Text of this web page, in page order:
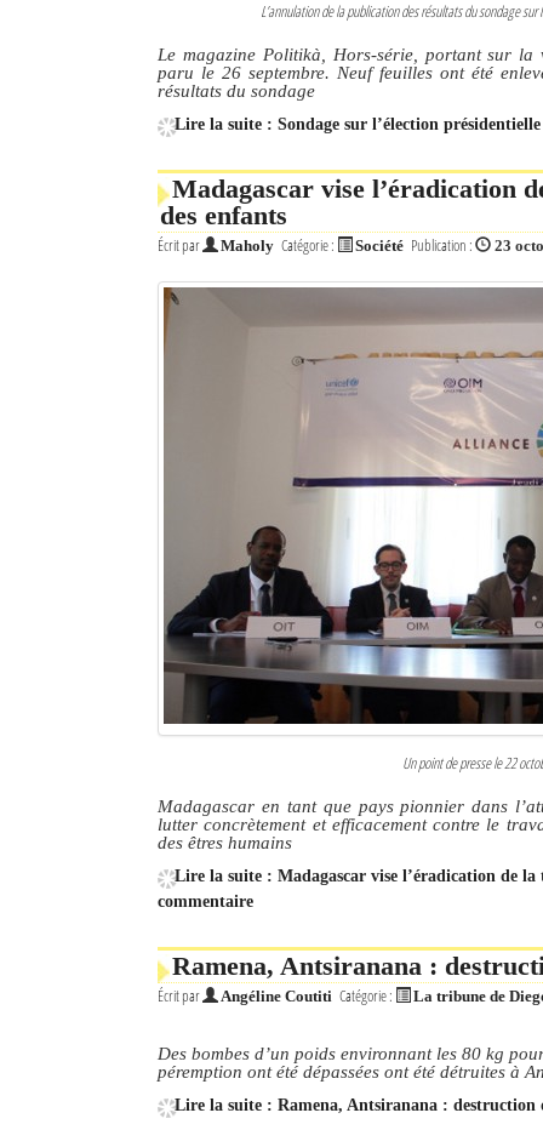
L’annulation de la publication des résultats du sondage
Le magazine Politikà, Hors-série, portant sur
paru le 26 septembre. Neuf feuilles ont été
résultats du sondage
Lire la suite : Sondage sur l’élection
Madagascar vise l’éradication
des enfants
Écrit par Maholy Catégorie : Société Publication : 23
Un point de presse le 22
Madagascar en tant que pays pionnier dans
lutter concrètement et efficacement contre le
des êtres humains
Lire la suite : Madagascar vise l’éradication de
commentaire
Ramena, Antsiranana :
Écrit par Angéline Coutiti Catégorie : La tribune de
Des bombes d’un poids environnant les 80 kg
péremption ont été dépassées ont été détruites à
Lire la suite : Ramena, Antsiranana : destruction